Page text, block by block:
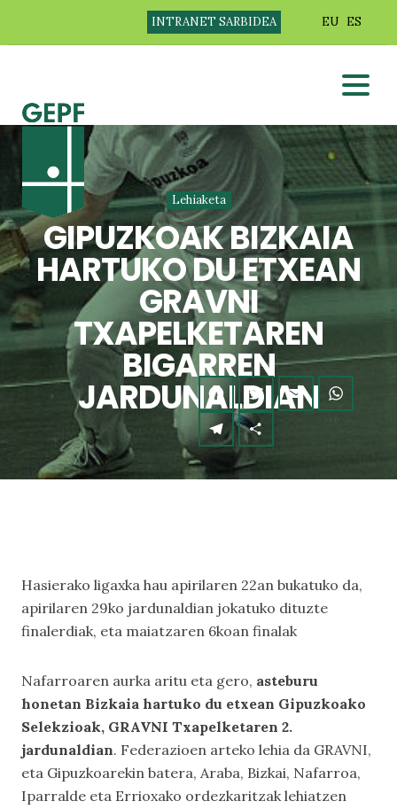
INTRANET SARBIDEA EU ES
Lehiaketa
GIPUZKOAK BIZKAIA
HARTUKO DU ETXEAN
GRAVNI
TXAPELKETAREN
BIGARREN
JARDUNALDIAN
Hasierako ligaxka hau apirilaren 22an bukatuko da,
apirilaren 29ko jardunaldian jokatuko dituzte
finalerdiak, eta maiatzaren 6koan finalak
Nafarroaren aurka aritu eta gero, asteburu
honetan Bizkaia hartuko du etxean Gipuzkoako
Selekzioak, GRAVNI Txapelketaren 2.
jardunaldian. Federazioen arteko lehia da GRAVNI,
eta Gipuzkoarekin batera, Araba, Bizkai, Nafarroa,
Iparralde eta Errioxako ordezkaritzak lehiatzen